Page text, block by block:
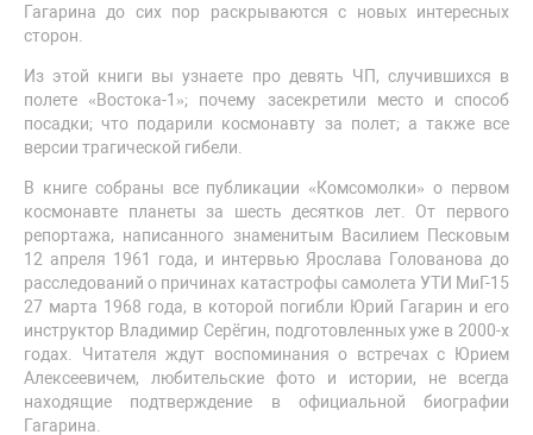
Гагарина до сих пор раскрываются с новых интересных
сторон.
Из этой книги вы узнаете про девять ЧП, случившихся в
полете «Востока-1»; почему засекретили место и способ
посадки; что подарили космонавту за полет; а также все
версии трагической гибели.
В книге собраны все публикации «Комсомолки» о первом
космонавте планеты за шесть десятков лет. От первого
репортажа, написанного знаменитым Василием Песковым
12 апреля 1961 года, и интервью Ярослава Голованова до
расследований о причинах катастрофы самолета УТИ МиГ-15
27 марта 1968 года, в которой погибли Юрий Гагарин и его
инструктор Владимир Серёгин, подготовленных уже в 2000-х
годах. Читателя ждут воспоминания о встречах с Юрием
Алексеевичем, любительские фото и истории, не всегда
находящие подтверждение в официальной биографии
Гагарина.